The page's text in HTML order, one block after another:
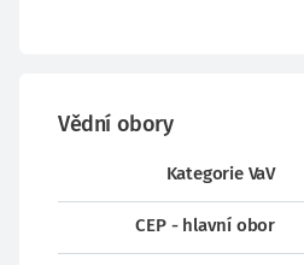
Vědní obory
Kategorie VaV
CEP - hlavní obor